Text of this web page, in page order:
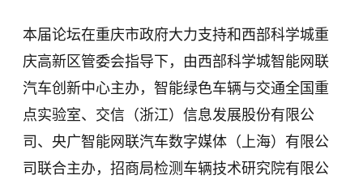
本届论坛在重庆市政府大力支持和西部科学城重
庆高新区管委会指导下，由西部科学城智能网联
汽车创新中心主办，智能绿色车辆与交通全国重
点实验室、交信（浙江）信息发展股份有限公
司、央广智能网联汽车数字媒体（上海）有限公
司联合主办，招商局检测车辆技术研究院有限公